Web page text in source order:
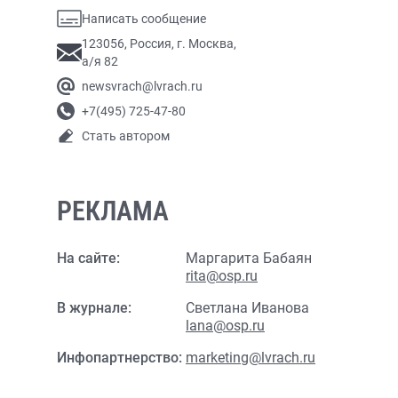
Написать сообщение
123056, Россия, г. Москва,
а/я 82
newsvrach@lvrach.ru
+7(495) 725-47-80
Стать автором
РЕКЛАМА
На сайте:
Маргарита Бабаян
rita@osp.ru
В журнале:
Светлана Иванова
lana@osp.ru
Инфопартнерство: marketing@lvrach.ru